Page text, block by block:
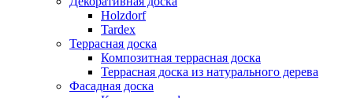
Holzdorf
Tardex
Террасная доска
Композитная террасная доска
Террасная доска из натурального дерева
Фасадная доска